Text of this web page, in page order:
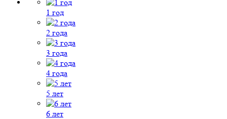
1 год
2 года
3 года
4 года
5 лет
6 лет